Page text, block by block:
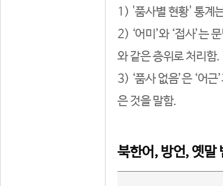
1) '품사별 현황' 통계
2) ‘어미’와 ‘접사’는
와 같은 층위로 처리함.
3) ‘품사 없음’은 ‘어
은 것을 말함.
북한어, 방언, 옛말